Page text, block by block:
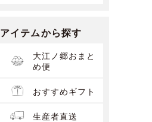
アイテムから探す
大江ノ郷おまと
め便
おすすめギフト
生産者直送